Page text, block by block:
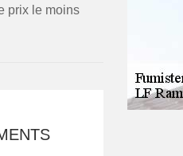
prix le moins